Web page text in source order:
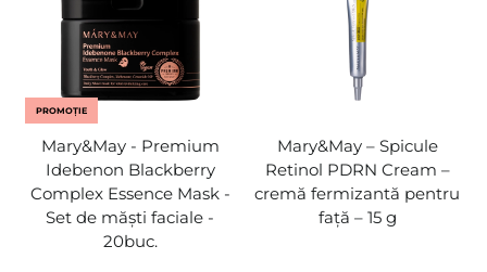
PROMOȚIE
Mary&May - Premium
Idebenon Blackberry
Complex Essence Mask -
Set de măști faciale -
20buc.
Mary&May – Spicule
Retinol PDRN Cream –
cremă fermizantă pentru
față – 15 g